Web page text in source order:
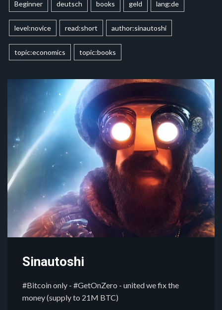
Beginner deutsch books geld lang:de
level:novice read:short author:sinautoshi
topic:economics topic:books
Sinautoshi
#Bitcoin only - #GetOnZero - united we fix the
money (supply to 21M BTC)